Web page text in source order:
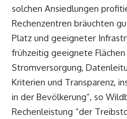
solchen Ansiedlungen
Rechenzentren bräuchten
Platz und geeigneter
frühzeitig geeignete
Stromversorgung,
Kriterien und Transparenz,
in der Bevölkerung”, so
Rechenleistung “der